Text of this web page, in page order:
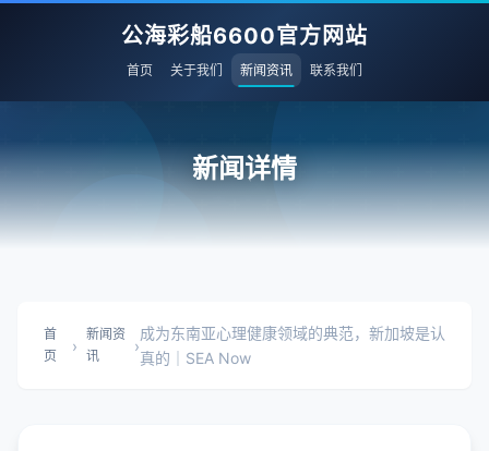
公海彩船6600官方网站
首页 关于我们 新闻资讯 联系我们
新闻详情
首
页
›
新闻资
讯
›
成为东南亚心理健康领域的典范，新加坡是认
真的｜SEA Now